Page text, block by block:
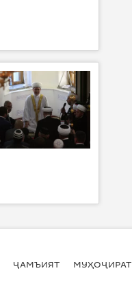
ҶАМЪИЯТ МУҲОҶИРАТ